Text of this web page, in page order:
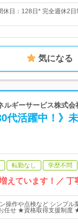
日：128日* 完全週休2
気になる
ルギーサービス株式
代活躍中！》
転勤なし 学歴不問
えています！／
ン操作や点検など シンプ
任せ ★資格取得支援制度